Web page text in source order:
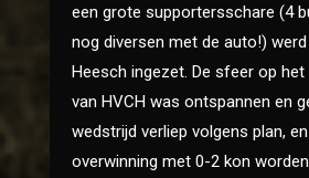
een grote supportersschare (4
nog diversen met de auto!)
Heesch ingezet. De sfeer op
van HVCH was ontspannen en
wedstrijd verliep volgens plan,
overwinning met 0-2 kon